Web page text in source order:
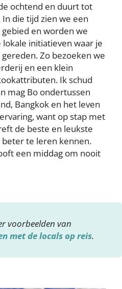
ochtend en duurt tot
die tijd zien we een
en worden we
initiatieven waar je
Zo bezoeken we
en een klein
Ik schud
mag Bo ondertussen
Bangkok en het leven
want op stap met
de beste en leukste
te leren kennen.
een middag om nooit
voorbeelden van
met de locals op reis.